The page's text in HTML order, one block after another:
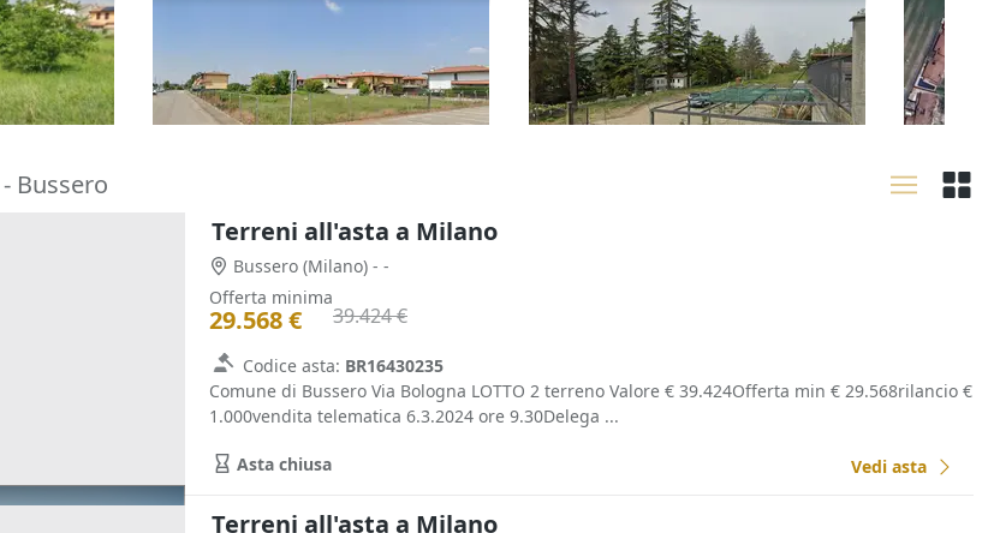
residenziale
Scaldasole (Pavia)
23/09/2026
residenziale con deposito
interrato
Godiasco Salice Terme (Pavia)
16.384 €
23/09/2026 30/
Bussero
Terreni all'asta a Milano
Bussero (Milano) - -
Offerta minima
29.568 € 39.424 €
Codice asta: BR16430235
Comune di Bussero Via Bologna LOTTO 2 terreno Valore € 39.424Offerta min € 29.568rilancio €
1.000vendita telematica 6.3.2024 ore 9.30Delega ...
Asta chiusa Vedi asta
Terreni all'asta a Milano